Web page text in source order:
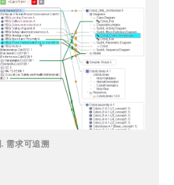
. 需求可追溯